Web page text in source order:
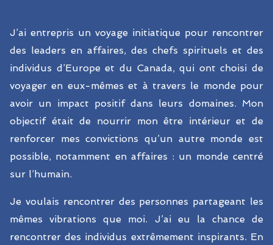
J’ai entrepris un voyage initiatique pour rencontrer
des leaders en affaires, des chefs spirituels et des
individus d’Europe et du Canada, qui ont choisi de
voyager en eux-mêmes et à travers le monde pour
avoir un impact positif dans leurs domaines. Mon
objectif était de nourrir mon être intérieur et de
renforcer mes convictions qu’un autre monde est
possible, notamment en affaires : un monde centré
sur l’humain.
Je voulais rencontrer des personnes partageant les
mêmes vibrations que moi. J’ai eu la chance de
rencontrer des individus extrêmement inspirants. En